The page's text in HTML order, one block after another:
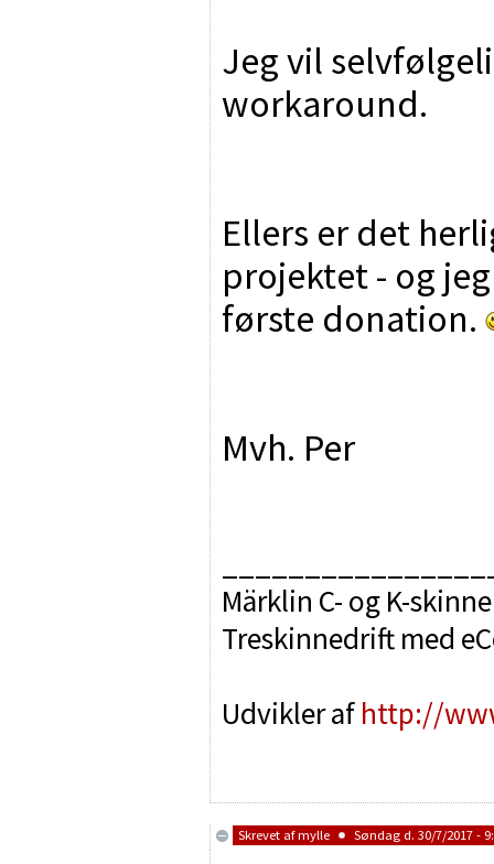
Jeg vil
workaround.
Ellers er det
projektet - og
første donation.
Mvh. Per
Märklin C- og K-
Treskinnedrift med
Udvikler af http://
Skrevet afmylle Søndag d. 30/7/2017 -